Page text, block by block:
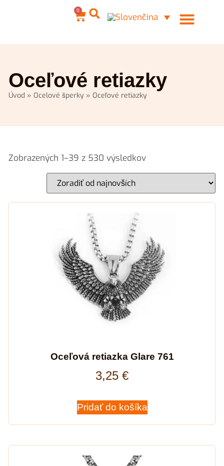
0
Oceľové retiazky
Úvod » Ocelové šperky » Oceľové retiazky
Zobrazených 1–39 z 530 výsledkov
Oceľová retiazka Glare 761
3,25 €
Pridať do košíka